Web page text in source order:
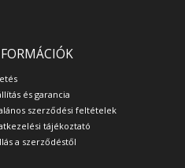
és garancia
szerződési feltételek
tájékoztató
a szerződéstől